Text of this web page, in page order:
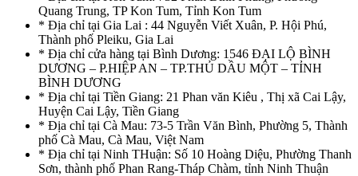
Quang Trung, TP Kon Tum, Tỉnh Kon Tum
* Địa chỉ tại Gia Lai : 44 Nguyễn Viết Xuân, P. Hội Phú,
Thành phố Pleiku, Gia Lai
* Địa chỉ cửa hàng tại Bình Dương: 1546 ĐẠI LỘ BÌNH
DƯƠNG – P.HIỆP AN – TP.THỦ DẦU MỘT – TỈNH
BÌNH DƯƠNG
* Địa chỉ tại Tiền Giang: 21 Phan văn Kiêu , Thị xã Cai Lậy,
Huyện Cai Lậy, Tiền Giang
* Địa chỉ tại Cà Mau: 73-5 Trần Văn Bình, Phường 5, Thành
phố Cà Mau, Cà Mau, Việt Nam
* Địa chỉ tại Ninh THuận: Số 10 Hoàng Diệu, Phường Thanh
Sơn, thành phố Phan Rang-Tháp Chàm, tỉnh Ninh Thuận